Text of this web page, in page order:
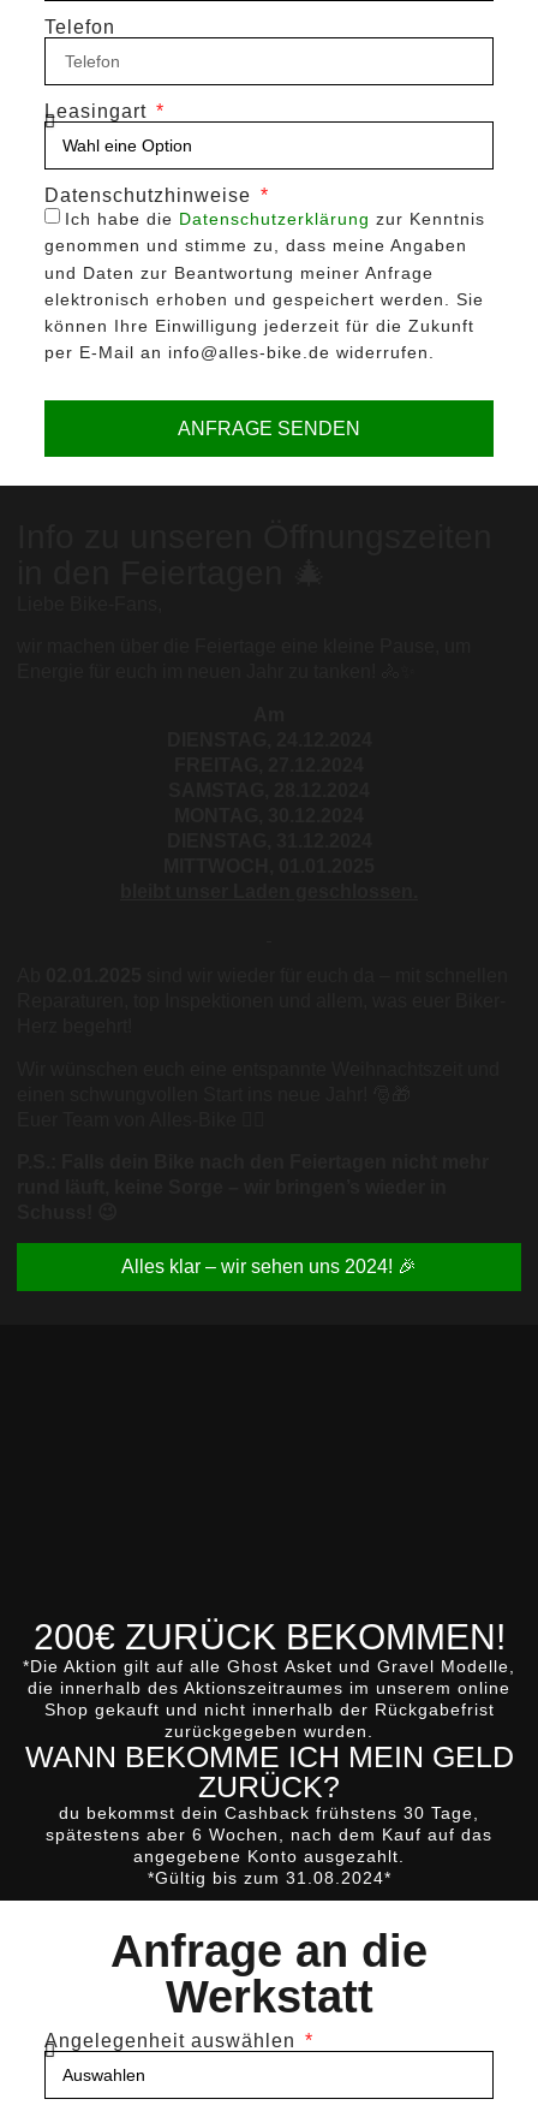
Telefon
Leasingart
Datenschutzhinweise
Ich habe die Datenschutzerklärung zur Kenntnis
genommen und stimme zu, dass meine Angaben
und Daten zur Beantwortung meiner Anfrage
elektronisch erhoben und gespeichert werden. Sie
können Ihre Einwilligung jederzeit für die Zukunft
per E-Mail an info@alles-bike.de widerrufen.
ANFRAGE SENDEN
Alles klar – wir sehen uns 2024! 🎉
200€ ZURÜCK BEKOMMEN!
*Die Aktion gilt auf alle Ghost Asket und Gravel Modelle,
die innerhalb des Aktionszeitraumes im unserem online
Shop gekauft und nicht innerhalb der Rückgabefrist
zurückgegeben wurden.
WANN BEKOMME ICH MEIN GELD
ZURÜCK?
du bekommst dein Cashback frühstens 30 Tage,
spätestens aber 6 Wochen, nach dem Kauf auf das
angegebene Konto ausgezahlt.
*Gültig bis zum 31.08.2024*
Anfrage an die
Werkstatt
Angelegenheit auswählen